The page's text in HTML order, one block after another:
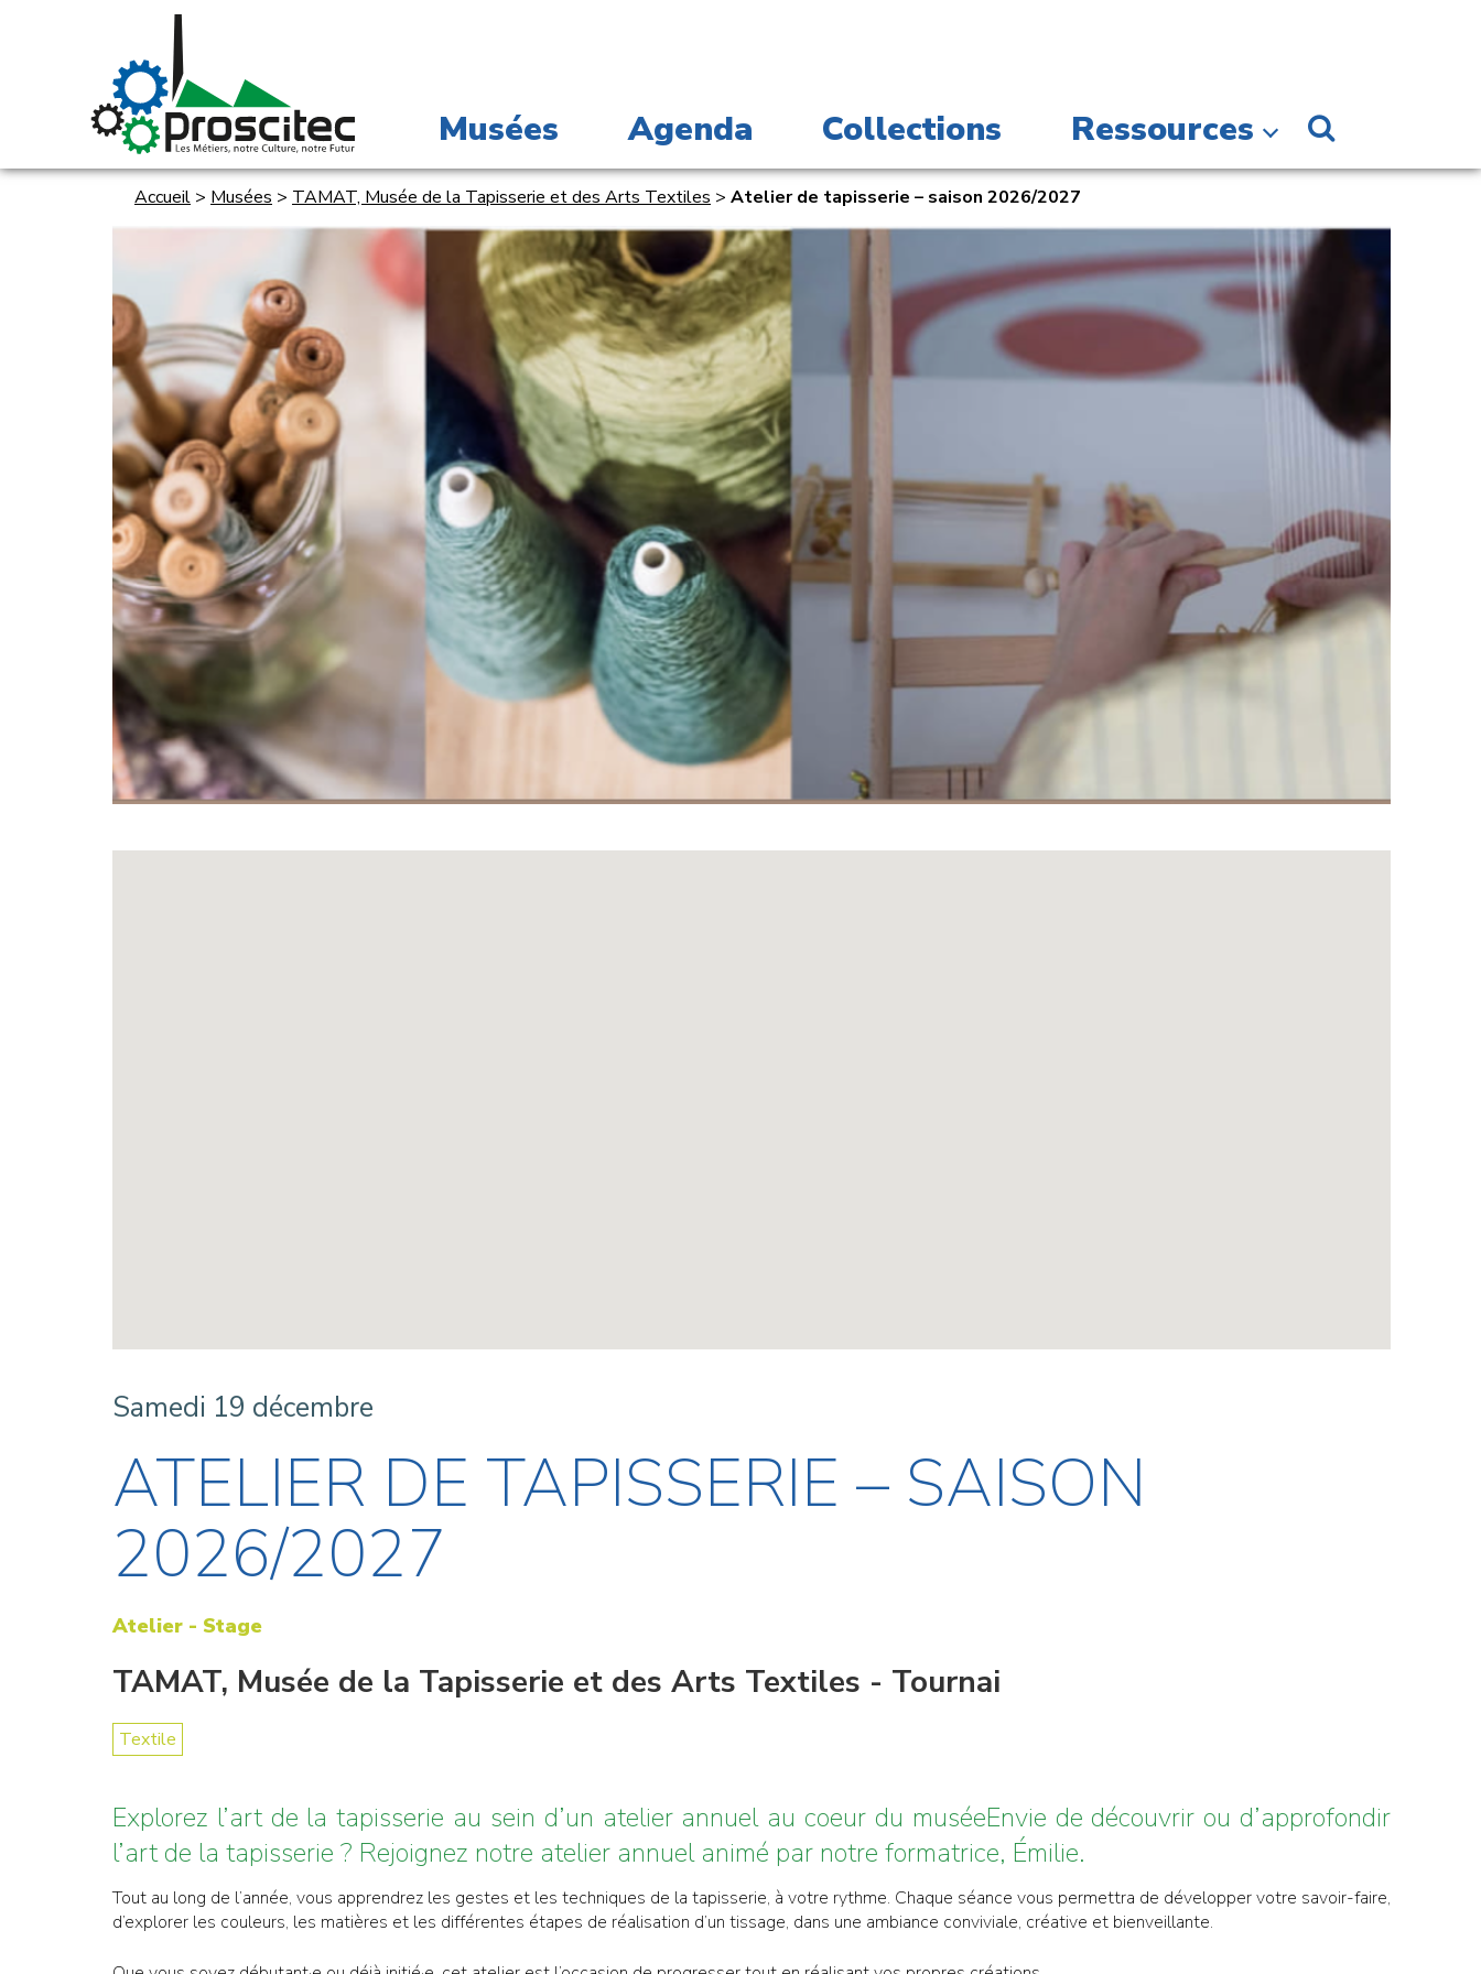
Musées Agenda Collections Ressources
Accueil > Musées > TAMAT, Musée de la Tapisserie et des Arts Textiles > Atelier de tapisserie – saison 2026/2027
Samedi 19 décembre
ATELIER DE TAPISSERIE – SAISON
2026/2027
Atelier - Stage
TAMAT, Musée de la Tapisserie et des Arts Textiles - Tournai
Textile
Explorez l’art de la tapisserie au sein d’un atelier annuel au coeur du muséeEnvie de découvrir ou d’approfondir
l’art de la tapisserie ? Rejoignez notre atelier annuel animé par notre formatrice, Émilie.
Tout au long de l’année, vous apprendrez les gestes et les techniques de la tapisserie, à votre rythme. Chaque séance vous permettra de développer votre savoir-faire,
d’explorer les couleurs, les matières et les différentes étapes de réalisation d’un tissage, dans une ambiance conviviale, créative et bienveillante.